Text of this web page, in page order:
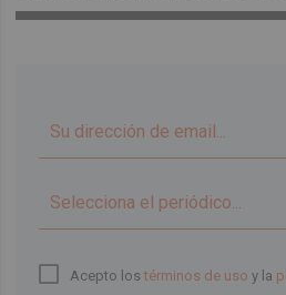
Acepto lostérminos de uso y la